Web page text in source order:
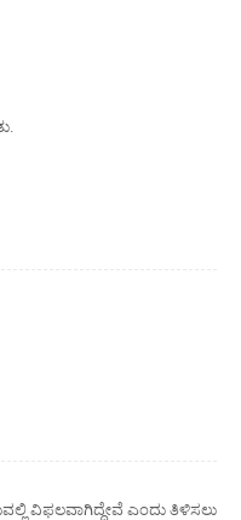
ವಿಫಲವಾಗಿದ್ದೇವೆ ಎಂದು ತಿಳಿಸಲು